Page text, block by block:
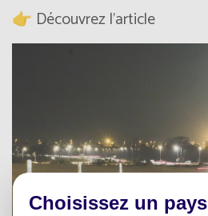
👉 Découvrez l'article
Choisissez un pays